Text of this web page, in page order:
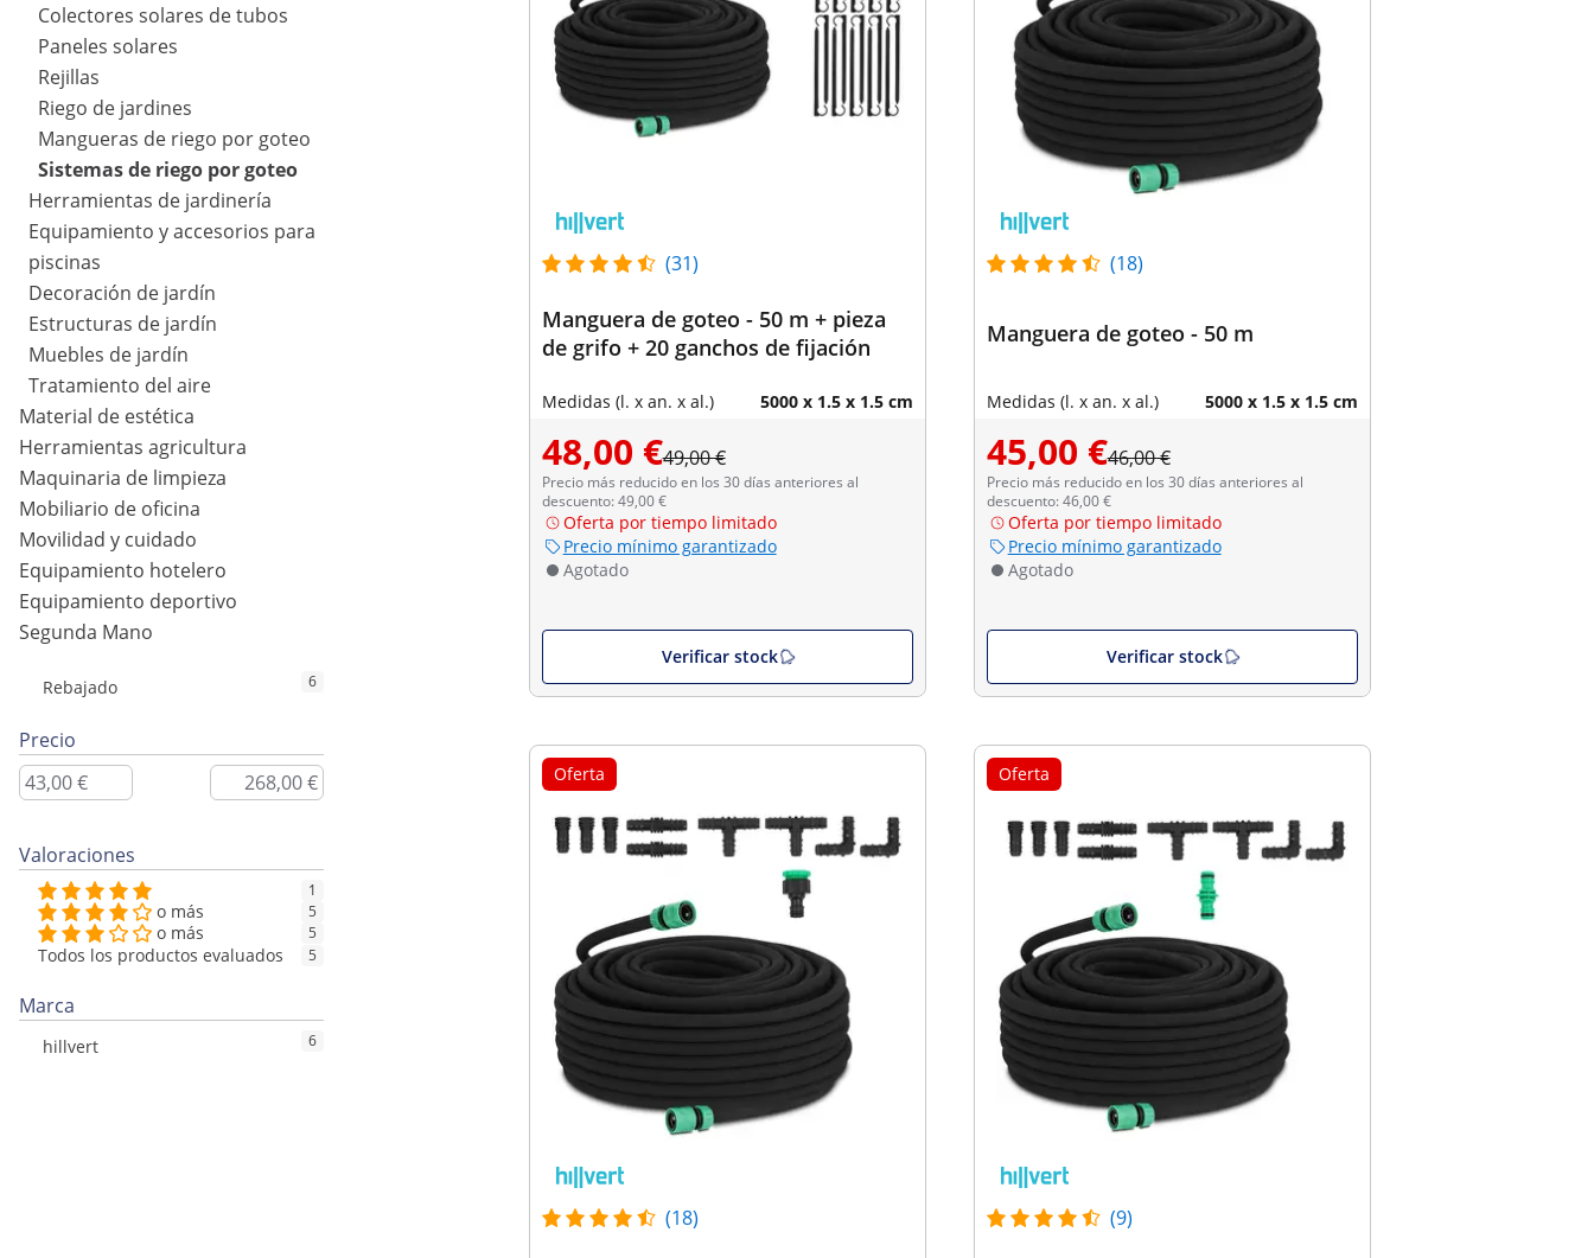
Colectores solares de tubos
Paneles solares
Rejillas
Riego de jardines
Mangueras de riego por goteo
Sistemas de riego por goteo
Herramientas de jardinería
Equipamiento y accesorios para
piscinas
Decoración de jardín
Estructuras de jardín
Muebles de jardín
Tratamiento del aire
Material de estética
Herramientas agricultura
Maquinaria de limpieza
Mobiliario de oficina
Movilidad y cuidado
Equipamiento hotelero
Equipamiento deportivo
Segunda Mano
Rebajado 6
Precio
Valoraciones
1
o más 5
o más 5
Todos los productos evaluados 5
Marca
hillvert 6
(31)
Manguera de goteo - 50 m + pieza
de grifo + 20 ganchos de fijación
Medidas (l. x an. x al.) 5000 x 1.5 x 1.5 cm
48,00 €49,00 €
Precio más reducido en los 30 días anteriores al
descuento: 49,00 €
Oferta por tiempo limitado
Precio mínimo garantizado
Agotado
Verificar stock
(18)
Manguera de goteo - 50 m
Medidas (l. x an. x al.) 5000 x 1.5 x 1.5 cm
45,00 €46,00 €
Precio más reducido en los 30 días anteriores al
descuento: 46,00 €
Oferta por tiempo limitado
Precio mínimo garantizado
Agotado
Verificar stock
Oferta
(18)
Oferta
(9)